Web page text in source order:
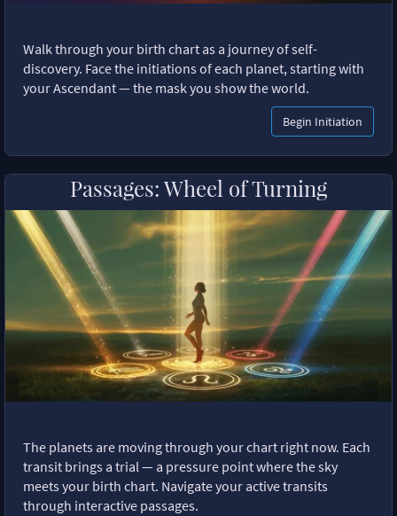
Walk through your birth chart as a journey of self-
discovery. Face the initiations of each planet, starting with
your Ascendant — the mask you show the world.
Begin Initiation
Passages: Wheel of Turning
The planets are moving through your chart right now. Each
transit brings a trial — a pressure point where the sky
meets your birth chart. Navigate your active transits
through interactive passages.